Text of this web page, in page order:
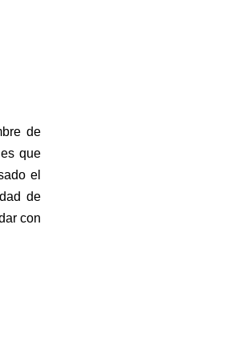
de
que
el
de
con